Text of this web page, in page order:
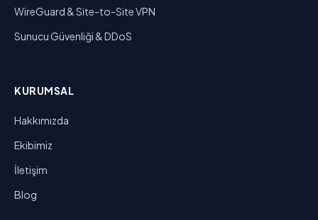
WireGuard & Site-to-Site VPN
Sunucu Güvenliği & DDoS
KURUMSAL
Hakkımızda
Ekibimiz
İletişim
Blog